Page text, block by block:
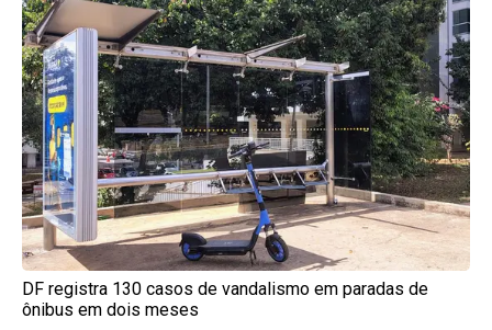
DF registra 130 casos de vandalismo em paradas de
ônibus em dois meses